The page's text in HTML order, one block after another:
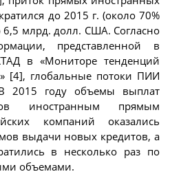
до 2015 г. (около 70%
6,5 млрд. долл. США. Согласно
представленной в
в «Мониторе тенденций
[4], глобальные потоки ПИИ
2015 году объемы выплат
иностранным прямым
компаний оказались
выдачи новых кредитов, а
в несколько раз по
объемами.